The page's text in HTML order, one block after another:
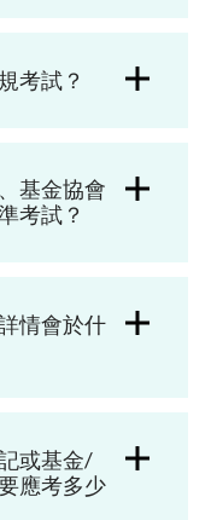
考試？
基金協會
考試？
情會於什
或基金/
應考多少